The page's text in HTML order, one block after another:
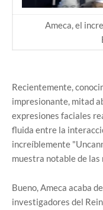
Ameca, el
Recientemente,
impresionante, mitad
expresiones faciales
fluida entre la
increíblemente
muestra notable de
Bueno, Ameca acaba
investigadores del